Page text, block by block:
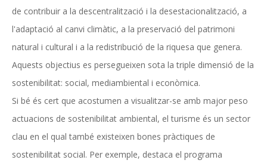
de contribuir a la descentralització i la desestacionalització, a
l'adaptació al canvi climàtic, a la preservació del patrimoni
natural i cultural i a la redistribució de la riquesa que genera.
Aquests objectius es persegueixen sota la triple dimensió de la
sostenibilitat: social, mediambiental i econòmica.
Si bé és cert que acostumen a visualitzar-se amb major peso
actuacions de sostenibilitat ambiental, el turisme és un sector
clau en el qual també existeixen bones pràctiques de
sostenibilitat social. Per exemple, destaca el programa